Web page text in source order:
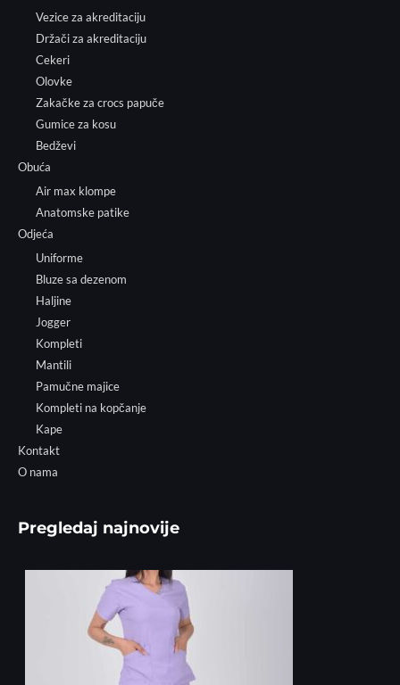
Vezice za akreditaciju
Držači za akreditaciju
Cekeri
Olovke
Zakačke za crocs papuče
Gumice za kosu
Bedževi
Obuća
Air max klompe
Anatomske patike
Odjeća
Uniforme
Bluze sa dezenom
Haljine
Jogger
Kompleti
Mantili
Pamučne majice
Kompleti na kopčanje
Kape
Kontakt
O nama
Pregledaj najnovije